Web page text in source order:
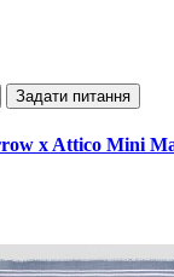
Задати питання
x Attico Mini